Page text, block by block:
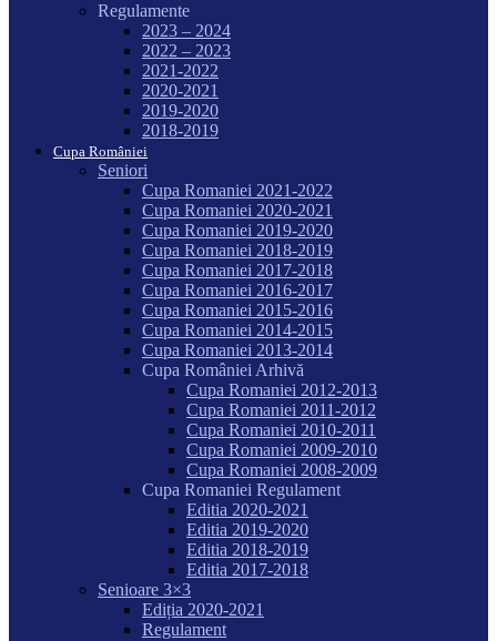
Regulamente
2023 – 2024
2022 – 2023
2021-2022
2020-2021
2019-2020
2018-2019
Cupa României
Seniori
Cupa Romaniei 2021-2022
Cupa Romaniei 2020-2021
Cupa Romaniei 2019-2020
Cupa Romaniei 2018-2019
Cupa Romaniei 2017-2018
Cupa Romaniei 2016-2017
Cupa Romaniei 2015-2016
Cupa Romaniei 2014-2015
Cupa Romaniei 2013-2014
Cupa României Arhivă
Cupa Romaniei 2012-2013
Cupa Romaniei 2011-2012
Cupa Romaniei 2010-2011
Cupa Romaniei 2009-2010
Cupa Romaniei 2008-2009
Cupa Romaniei Regulament
Editia 2020-2021
Editia 2019-2020
Editia 2018-2019
Editia 2017-2018
Senioare 3×3
Ediția 2020-2021
Regulament